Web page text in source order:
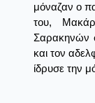
μόναζαν ο
του,
Σαρακηνών
και τον
ίδρυσε την